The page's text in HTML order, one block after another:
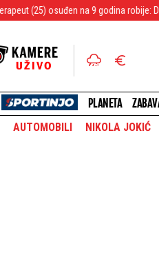
na 9 godina robije: Devojčicu (17)
PLANETA
AUTOMOBILI NIKOLA JOKIĆ